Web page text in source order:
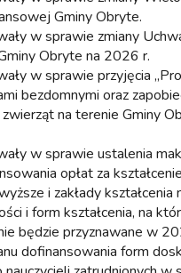
Gminy Obryte.
w sprawie zmiany
Obryte na 2026 r.
w sprawie przyjęcia
bezdomnymi oraz
na terenie Gminy
w sprawie ustalenia
opłat za
i zakłady kształcenia
i form kształcenia, na
będzie przyznawane w
dofinansowania form